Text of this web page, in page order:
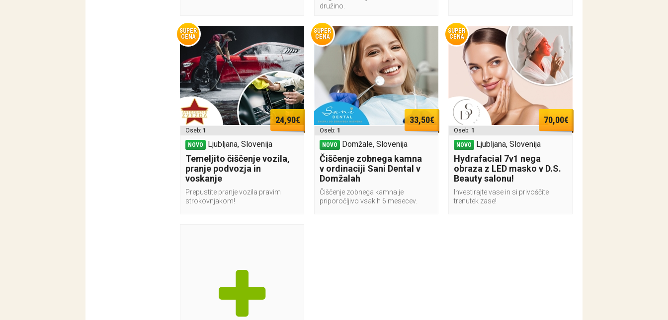
družino.
SUPER
CENA
24,90€
Oseb: 1
NOVO Ljubljana, Slovenija
Temeljito čiščenje vozila,
pranje podvozja in
voskanje
Prepustite pranje vozila pravim
strokovnjakom!
SUPER
CENA
33,50€
Oseb: 1
NOVO Domžale, Slovenija
Čiščenje zobnega kamna
v ordinaciji Sani Dental v
Domžalah
Čiščenje zobnega kamna je
priporočljivo vsakih 6 mesecev.
SUPER
CENA
70,00€
Oseb: 1
NOVO Ljubljana, Slovenija
Hydrafacial 7v1 nega
obraza z LED masko v D.S.
Beauty salonu!
Investirajte vase in si privoščite
trenutek zase!